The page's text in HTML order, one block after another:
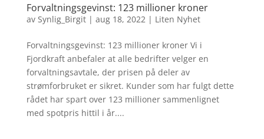
Forvaltningsgevinst: 123 millioner kroner
av Synlig_Birgit| aug 18, 2022| Liten Nyhet
Forvaltningsgevinst: 123 millioner kroner Vi i
Fjordkraft anbefaler at alle bedrifter velger en
forvaltningsavtale, der prisen på deler av
strømforbruket er sikret. Kunder som har fulgt dette
rådet har spart over 123 millioner sammenlignet
med spotpris hittil i år....